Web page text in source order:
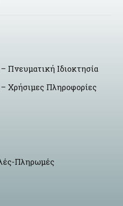
Πνευματική Ιδιοκτησία
Χρήσιμες Πληροφορίες
Πληρωμές